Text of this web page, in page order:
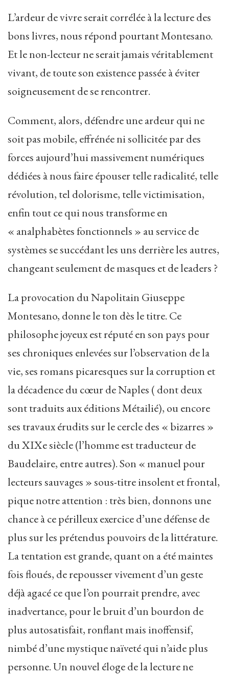
L’ardeur de vivre serait corrélée à la lecture des
bons livres, nous répond pourtant Montesano.
Et le non-lecteur ne serait jamais véritablement
vivant, de toute son existence passée à éviter
soigneusement de se rencontrer.
Comment, alors, défendre une ardeur qui ne
soit pas mobile, effrénée ni sollicitée par des
forces aujourd’hui massivement numériques
dédiées à nous faire épouser telle radicalité, telle
révolution, tel dolorisme, telle victimisation,
enfin tout ce qui nous transforme en
« analphabètes fonctionnels » au service de
systèmes se succédant les uns derrière les autres,
changeant seulement de masques et de leaders ?
La provocation du Napolitain Giuseppe
Montesano, donne le ton dès le titre. Ce
philosophe joyeux est réputé en son pays pour
ses chroniques enlevées sur l’observation de la
vie, ses romans picaresques sur la corruption et
la décadence du cœur de Naples ( dont deux
sont traduits aux éditions Métailié), ou encore
ses travaux érudits sur le cercle des « bizarres »
du XIXe siècle (l’homme est traducteur de
Baudelaire, entre autres). Son « manuel pour
lecteurs sauvages » sous-titre insolent et frontal,
pique notre attention : très bien, donnons une
chance à ce périlleux exercice d’une défense de
plus sur les prétendus pouvoirs de la littérature.
La tentation est grande, quant on a été maintes
fois floués, de repousser vivement d’un geste
déjà agacé ce que l’on pourrait prendre, avec
inadvertance, pour le bruit d’un bourdon de
plus autosatisfait, ronflant mais inoffensif,
nimbé d’une mystique naïveté qui n’aide plus
personne. Un nouvel éloge de la lecture ne